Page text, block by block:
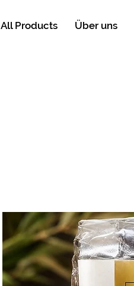
All Products Über uns